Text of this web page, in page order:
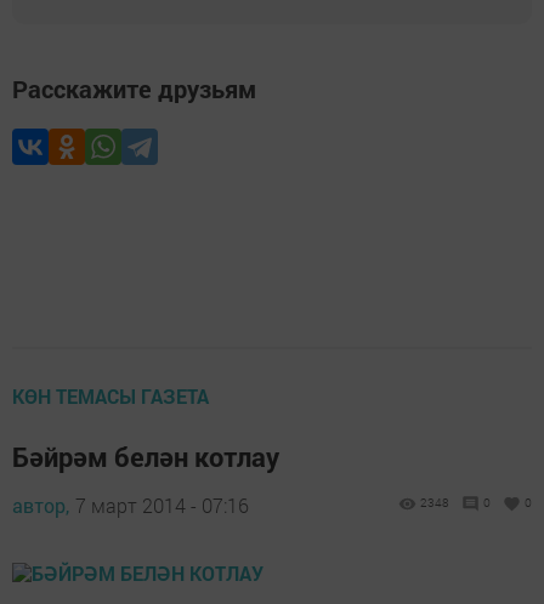
Расскажите друзьям
КӨН ТЕМАСЫ ГАЗЕТА
Бәйрәм белән котлау
автор, 7 март 2014 - 07:16 2348 0 0